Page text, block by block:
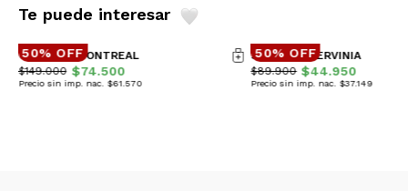
Te puede interesar
50% OFF
CAMPERA MONTREAL
$149.000 $74.500
Precio sin imp. nac. $61.570
50% OFF
SWEATER CERVINIA
$89.900 $44.950
Precio sin imp. nac. $37.149